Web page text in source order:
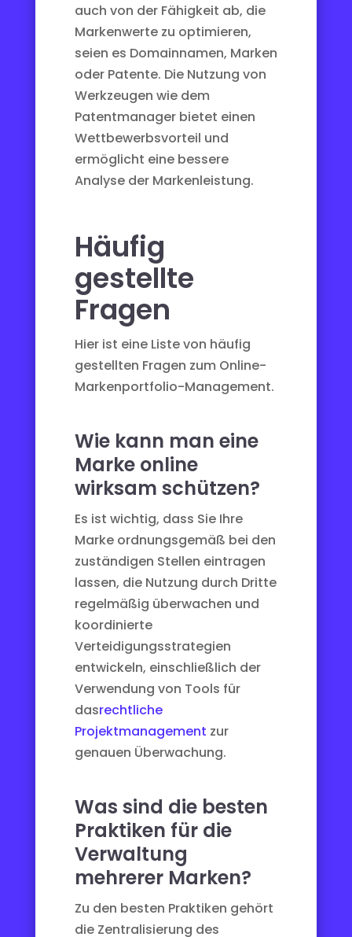
auch von der Fähigkeit ab, die
Markenwerte zu optimieren,
seien es Domainnamen, Marken
oder Patente. Die Nutzung von
Werkzeugen wie dem
Patentmanagerbietet einen
Wettbewerbsvorteil und
ermöglicht eine bessere
Analyse der Markenleistung.
Häufig
gestellte
Fragen
Hier ist eine Liste von häufig
gestellten Fragen zum Online-
Markenportfolio-Management.
Wie kann man eine
Marke online
wirksam schützen?
Es ist wichtig, dass Sie Ihre
Marke ordnungsgemäß bei den
zuständigen Stellen eintragen
lassen, die Nutzung durch Dritte
regelmäßig überwachen und
koordinierte
Verteidigungsstrategien
entwickeln, einschließlich der
Verwendung von Tools für
dasrechtliche
Projektmanagement zur
genauen Überwachung.
Was sind die besten
Praktiken für die
Verwaltung
mehrerer Marken?
Zu den besten Praktiken gehört
die Zentralisierung des